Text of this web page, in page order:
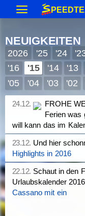
S
Neuigkeiten
Allgemeine
Forum (intern)
Termine &
2015 2014
Löwen-Cup
Training
Corona
Gruppen (intern)
Rennen &
Rennberichte
Verein
Anmeldung
Mitglieder
Equipment
Biete & Suche
Impressum
Kontakt
Weiteres
Skate-Abzeichen
> Anmelden
NEUIGKEITEN
2026 '25 '24
'16
'15 '14 '13
'05
'04 '03 '02
24.12. FROHE
Ferien was
will kann das im
23.12. Und hier
Highlights in 2016
22.12. Schaut in den
Urlaubskalender
Cassano mit ein